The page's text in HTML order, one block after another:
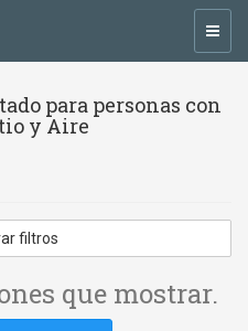
para personas con
y Aire
filtros
que mostrar.